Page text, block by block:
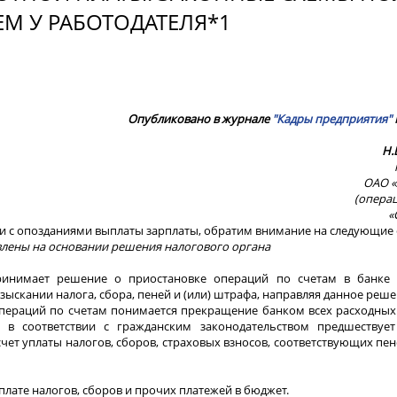
У РАБОТОДАТЕЛЯ*1
Опубликовано в журнале"Кадры предприятия"
ОАО
с опозданиями выплаты зарплаты, обратим внимание на следующие
на основании решения налогового органа
решение о приостановке операций по счетам в банке
налога, сбора, пеней и (или) штрафа, направляя данное
по счетам понимается прекращение банком всех
соответствии с гражданским законодательством
уплаты налогов, сборов, страховых взносов, соответствующих
налогов, сборов и прочих платежей в бюджет.